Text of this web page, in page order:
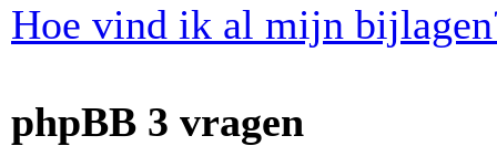
Hoe vind ik al mijn
phpBB 3 vragen